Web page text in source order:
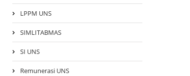
LPPM UNS
SIMLITABMAS
SI UNS
Remunerasi UNS